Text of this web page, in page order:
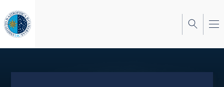
al
contenido
principal